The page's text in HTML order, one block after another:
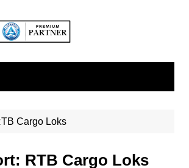
Cargo Loks
RTB Cargo Loks